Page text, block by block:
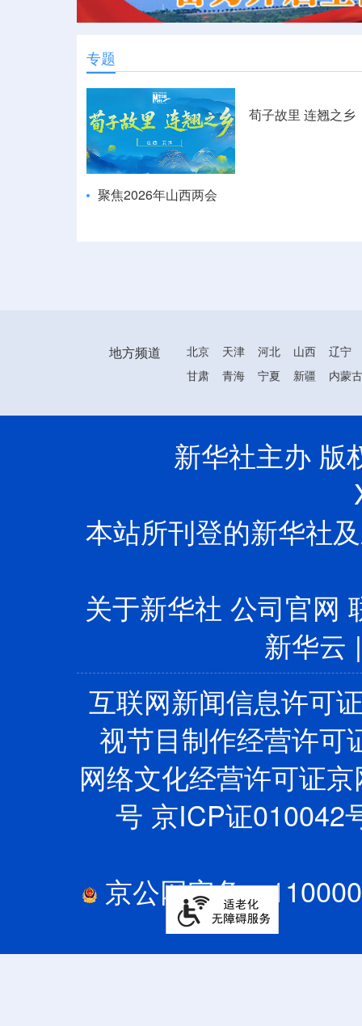
专题
荀子故里 连翘之乡
聚焦2026年山西两会
地方频道 北京 天津 河北 山西
辽宁
甘肃
青海 宁夏 新疆 内蒙
新华社主办
本站所刊登的新华社
关于新华社 公司官网
新华云
互联网新闻信息许可
视节目制作经营许可
网络文化经营许可证
号 京ICP证010042
京公网安备：